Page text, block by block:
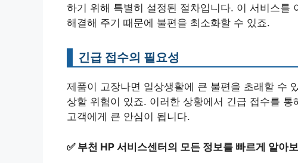
하기 위해 특별히 설정된 절차입니다. 이 서비스를
해결해 주기 때문에 불편을 최소화할 수 있죠.
긴급 접수의 필요성
제품이 고장나면 일상생활에 큰 불편을 초래할 수
상할 위험이 있죠. 이러한 상황에서 긴급 접수를
고객에게 큰 안심이 됩니다.
✅ 부천 HP 서비스센터의 모든 정보를 빠르게 알아